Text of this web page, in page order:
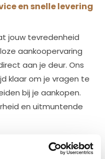
en snelle levering
jouw tevredenheid
aankoopervaring
aan je deur. Ons
klaar om je vragen te
bij je aankopen.
en uitmuntende
die